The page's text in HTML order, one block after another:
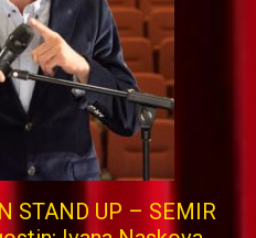
STAND UP – SEMIR